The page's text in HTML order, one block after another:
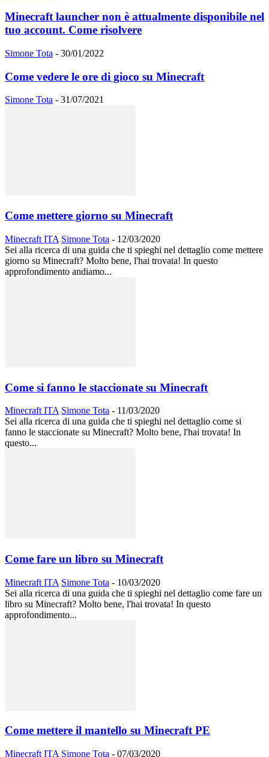
Minecraft launcher non è attualmente disponibile nel
tuo account. Come risolvere
Simone Tota - 30/01/2022
Come vedere le ore di gioco su Minecraft
Simone Tota - 31/07/2021
Come mettere giorno su Minecraft
Minecraft ITA Simone Tota - 12/03/2020
Sei alla ricerca di una guida che ti spieghi nel dettaglio come mettere
giorno su Minecraft? Molto bene, l'hai trovata! In questo
approfondimento andiamo...
Come si fanno le staccionate su Minecraft
Minecraft ITA Simone Tota - 11/03/2020
Sei alla ricerca di una guida che ti spieghi nel dettaglio come si
fanno le staccionate su Minecraft? Molto bene, l'hai trovata! In
questo...
Come fare un libro su Minecraft
Minecraft ITA Simone Tota - 10/03/2020
Sei alla ricerca di una guida che ti spieghi nel dettaglio come fare un
libro su Minecraft? Molto bene, l'hai trovata! In questo
approfondimento...
Come mettere il mantello su Minecraft PE
Minecraft ITA Simone Tota - 07/03/2020